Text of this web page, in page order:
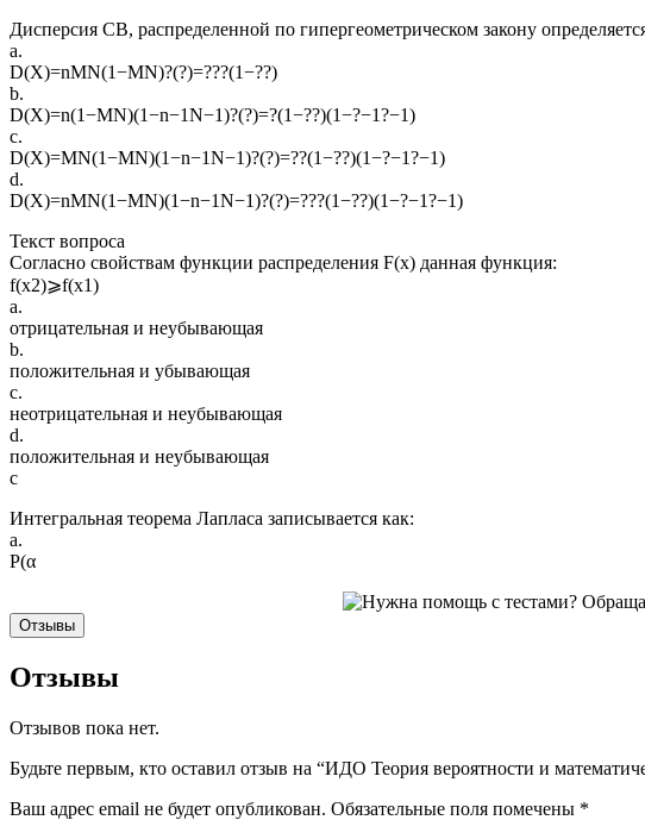
Дисперсия СВ, распределенной по гипергеометрическом закону
a.
D(X)=nMN(1−MN)?(?)=???(1−??)
b.
D(X)=n(1−MN)(1−n−1N−1)?(?)=?(1−??)(1−?−1?−1)
c.
D(X)=MN(1−MN)(1−n−1N−1)?(?)=??(1−??)(1−?−1?−1)
d.
D(X)=nMN(1−MN)(1−n−1N−1)?(?)=???(1−??)(1−?−1?−1)
Текст вопроса
Согласно свойствам функции распределения F(x) данная функция:
f(x2)⩾f(x1)
a.
отрицательная и неубывающая
b.
положительная и убывающая
c.
неотрицательная и неубывающая
d.
положительная и неубывающая
с
Интегральная теорема Лапласа записывается как:
a.
P(α
Отзывы
Отзывы
Отзывов пока нет.
Будьте первым, кто оставил отзыв на “ИДО Теория вероятности и
Ваш адрес email не будет опубликован. Обязательные поля помечены *